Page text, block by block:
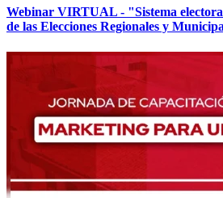
Webinar VIRTUAL - "Sistema
de las Elecciones Regionales y